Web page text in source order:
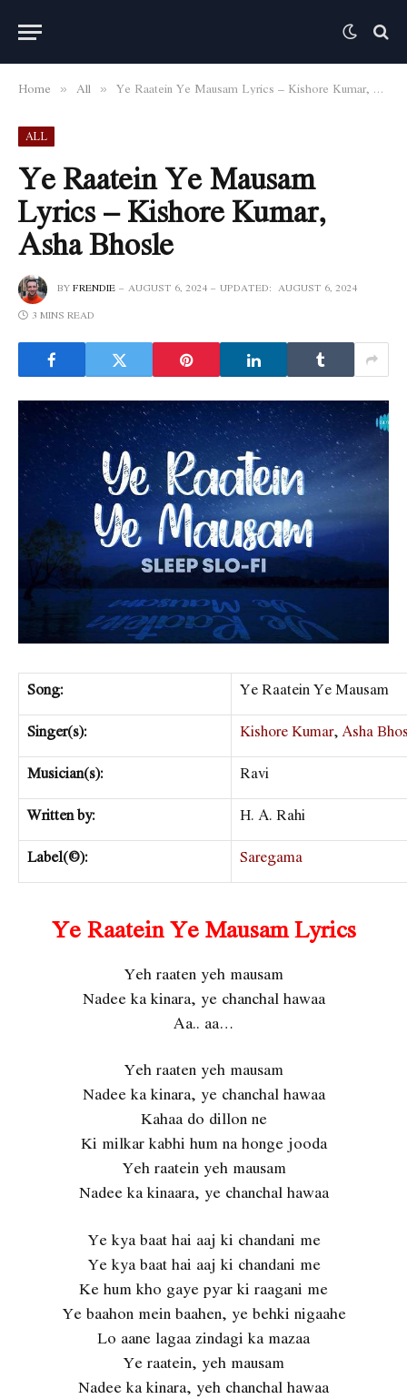
Home » All » Ye Raatein Ye Mausam Lyrics – Kishore Kumar, Asha Bhosle
ALL
Ye Raatein Ye Mausam
Lyrics – Kishore Kumar,
Asha Bhosle
BYFRENDIE AUGUST 6, 2024 UPDATED: AUGUST 6, 2024
3 MINS READ
Song:
Ye Raatein Ye Mausam
Singer(s):
Kishore Kumar,Asha
Musician(s):
Ravi
Written by:
H. A. Rahi
Label(©):
Saregama
Ye Raatein Ye Mausam Lyrics
Yeh raaten yeh mausam
Nadee ka kinara, ye chanchal hawaa
Aa.. aa…
Yeh raaten yeh mausam
Nadee ka kinara, ye chanchal hawaa
Kahaa do dillon ne
Ki milkar kabhi hum na honge jooda
Yeh raatein yeh mausam
Nadee ka kinaara, ye chanchal hawaa
Ye kya baat hai aaj ki chandani me
Ye kya baat hai aaj ki chandani me
Ke hum kho gaye pyar ki raagani me
Ye baahon mein baahen, ye behki nigaahe
Lo aane lagaa zindagi ka mazaa
Ye raatein, yeh mausam
Nadee ka kinara, yeh chanchal hawaa